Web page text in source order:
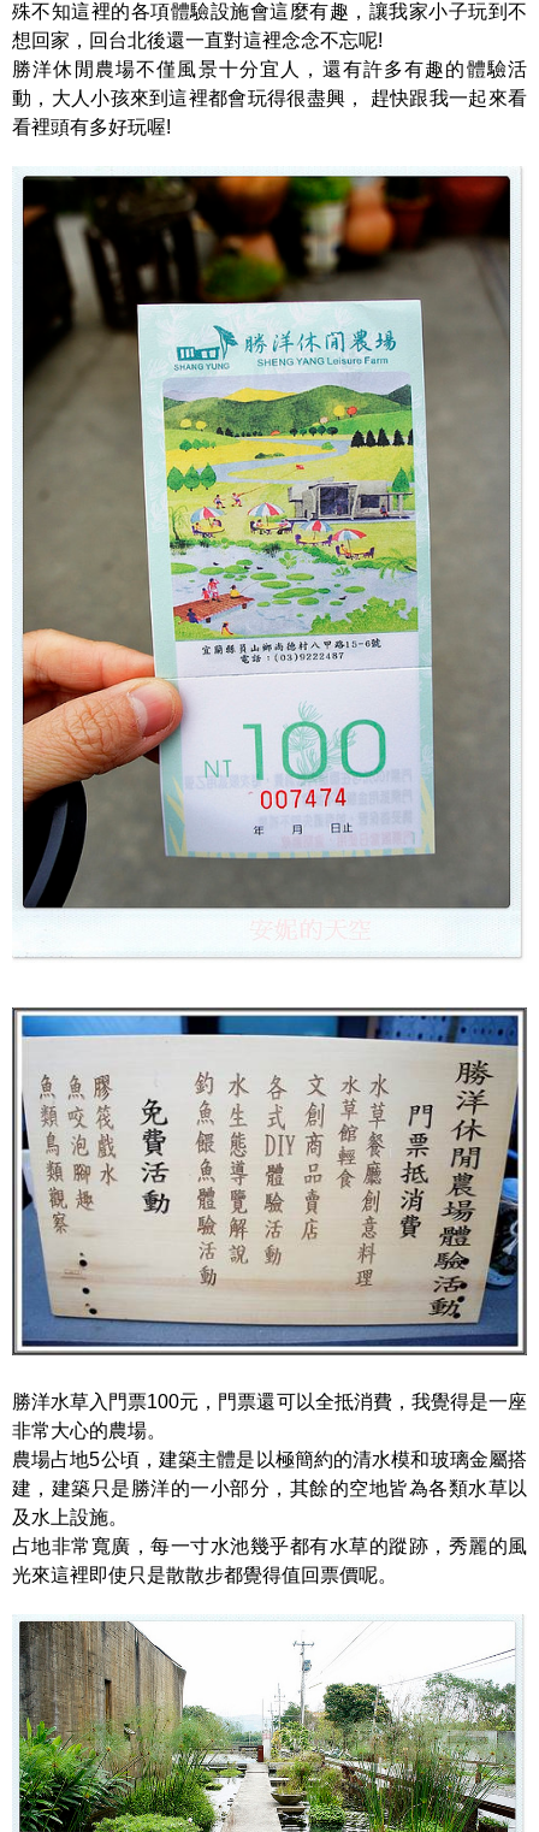
殊不知這裡的各項體驗設施會這麼有趣，讓我家小子玩到不
想回家，回台北後還一直對這裡念念不忘呢!
勝洋休閒農場不僅風景十分宜人，還有許多有趣的體驗活
動，大人小孩來到這裡都會玩得很盡興， 趕快跟我一起來看
看裡頭有多好玩喔!
勝洋水草入門票100元，門票還可以全抵消費，我覺得是一座
非常大心的農場。
農場占地5公頃，建築主體是以極簡約的清水模和玻璃金屬搭
建，建築只是勝洋的一小部分，其餘的空地皆為各類水草以
及水上設施。
占地非常寬廣，每一寸水池幾乎都有水草的蹤跡，秀麗的風
光來這裡即使只是散散步都覺得值回票價呢。